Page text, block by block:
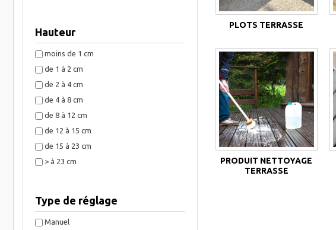
Hauteur
moins de 1 cm
de 1 à 2 cm
de 2 à 4 cm
de 4 à 8 cm
de 8 à 12 cm
de 12 à 15 cm
de 15 à 23 cm
> à 23 cm
Type de réglage
Manuel
PLOTS TERRASSE
PRODUIT NETTOYAGE
TERRASSE